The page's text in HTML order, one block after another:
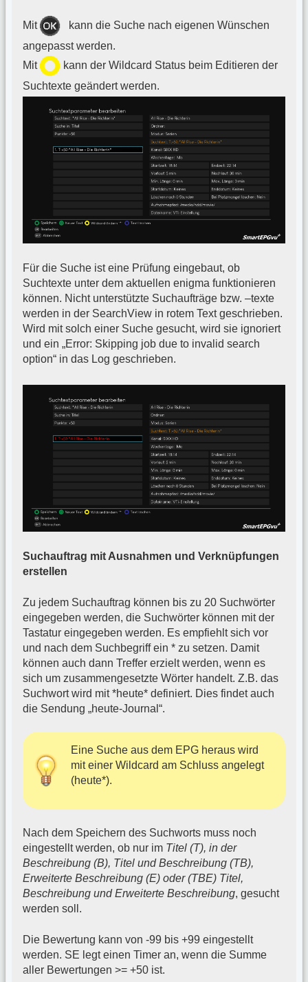
Mit
kann die Suche nach eigenen Wünschen
angepasst werden.
Mit
kann der Wildcard Status beim Editieren der
Suchtexte geändert werden.
Für die Suche ist eine Prüfung eingebaut, ob
Suchtexte unter dem aktuellen enigma funktionieren
können. Nicht unterstützte Suchaufträge bzw. –texte
werden in der SearchView in rotem Text geschrieben.
Wird mit solch einer Suche gesucht, wird sie ignoriert
und ein „Error: Skipping job due to invalid search
option“ in das Log geschrieben.
Suchauftrag mit Ausnahmen und Verknüpfungen
erstellen
Zu jedem Suchauftrag können bis zu 20 Suchwörter
eingegeben werden, die Suchwörter können mit der
Tastatur eingegeben werden. Es empfiehlt sich vor
und nach dem Suchbegriff ein * zu setzen. Damit
können auch dann Treffer erzielt werden, wenn es
sich um zusammengesetzte Wörter handelt. Z.B. das
Suchwort wird mit *heute* definiert. Dies findet auch
die Sendung „heute-Journal“.
Eine Suche aus dem EPG heraus wird
mit einer Wildcard am Schluss angelegt
(heute*).
Nach dem Speichern des Suchworts muss noch
eingestellt werden, ob nur im Titel (T), in der
Beschreibung (B), Titel und Beschreibung (TB),
Erweiterte Beschreibung (E) oder (TBE) Titel,
Beschreibung und Erweiterte Beschreibung, gesucht
werden soll.
Die Bewertung kann von -99 bis +99 eingestellt
werden. SE legt einen Timer an, wenn die Summe
aller Bewertungen >= +50 ist.